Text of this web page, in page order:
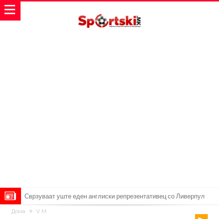
Замена за Влаховиќ: Напаѓачот на Манчестер доаѓа во Јувентус!
УЕФА повторно се заканува со бојкот на турнирите на ФИФА
Дома V M